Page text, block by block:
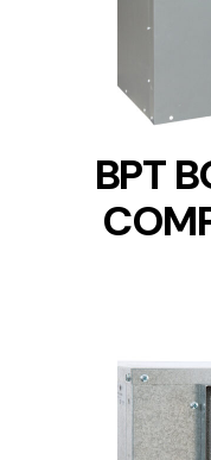
BPT